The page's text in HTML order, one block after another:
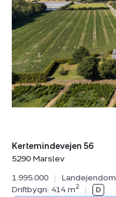
56,
5290
Marslev
Kertemindevejen 56
5290 Marslev
1.995.000
| Landejendom
Driftbygn: 414 m2 |